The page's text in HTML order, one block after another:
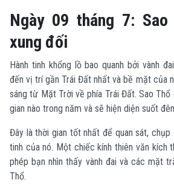
Ngày 09 tháng 7:
xung đối
Hành tinh khổng lồ bao quanh bởi vành
đến vị trí gần Trái Đất nhất và bề mặt của
sáng từ Mặt Trời về phía Trái Đất. Sao Thổ
gian nào trong năm và sẽ hiện diện suốt
Đây là thời gian tốt nhất để quan sát, chụp
tinh của nó. Một chiếc kính thiên văn kích
phép bạn nhìn thấy vành đai và các mặt
Thổ.